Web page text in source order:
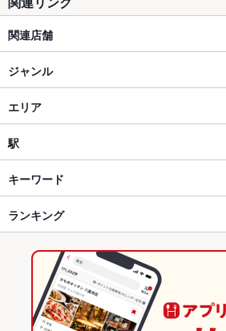
関連店舗
コート・ダジュール
カラオケ コート・ダジュール 仙台駅西
カラオケ コート・ダジュール 仙台泉店
ジャンル
居酒屋
洋・和洋・各国料理・その他
仙台市 × 居酒屋
仙台市 × 洋・和洋・各国料理・その他
仙台駅 × 居酒屋
仙台駅 × 洋・和洋・各国料理・その他
カラオケ・パーティ
エリア
仙台駅（東口周辺）
仙台駅（東口周辺） × 居酒屋
仙台駅（東口周辺） × 洋・和洋・各国料理
仙台駅（東口周辺） × カラオケ・パーティ
仙台駅（東口周辺） × カラオケ
駅
仙台駅
榴ケ岡駅
宮城野通駅
キーワード
からあげ
牛タン ケーキ パンケーキ
たこ焼き チーズケーキ つけ麺
ランキング
宮城のグルメランキング
宮城の居酒屋ランキング
仙台市のグルメランキング